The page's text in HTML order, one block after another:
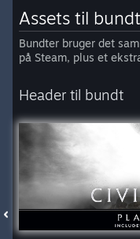
Assets til
Bundter bruger det
på Steam, plus et
Header til bundt